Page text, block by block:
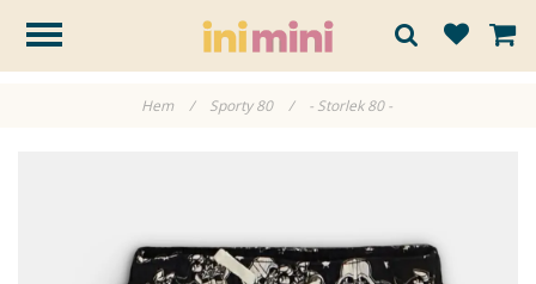
Hem / Sporty 80 / - Storlek 80 -